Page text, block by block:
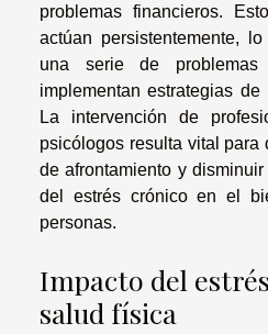
problemas financieros.
actúan persistentemente,
una serie de
implementan estrategias de
La intervención de
psicólogos resulta vital para
de afrontamiento y
del estrés crónico en el
personas.
Impacto del
salud física